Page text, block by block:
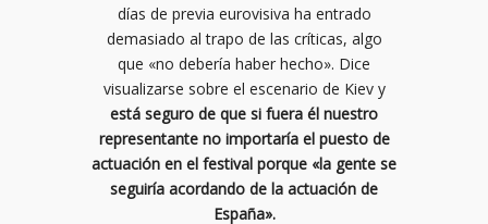
días de previa eurovisiva ha entrado
demasiado al trapo de las críticas, algo
que «no debería haber hecho». Dice
visualizarse sobre el escenario de Kiev y
está seguro de que si fuera él nuestro
representante no importaría el puesto de
actuación en el festival porque «la gente se
seguiría acordando de la actuación de
España».